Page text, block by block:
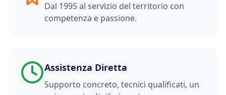
Dal 1995 al servizio del territorio con
competenza e passione.
Assistenza Diretta
Supporto concreto, tecnici qualificati, un